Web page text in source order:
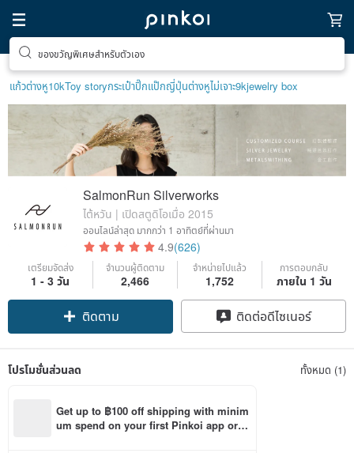
ของขวัญพิเศษสำหรับตัวเอง
แก้วต่างหู10kToy storyกระเป๋าปิ๊กแป๊กญี่ปุ่นต่างหูไม่เจาะ9kjewelry box
SalmonRun Silverworks
ไต้หวัน | เปิดสตูดิโอเมื่อ 2015
ออนไลน์ล่าสุด มากกว่า 1 อาทิตย์ที่ผ่านมา
4.9(626)
เตรียมจัดส่ง
1 - 3 วัน
จำนวนผู้ติดตาม
2,466
จำหน่ายไปแล้ว
1,752
การตอบกลับ
ภายใน 1 วัน
ติดตาม ติดต่อดีไซเนอร์
โปรโมชั่นส่วนลด ทั้งหมด (1)
Get up to ฿100 off shipping with minim
um spend on your first Pinkoi app orde